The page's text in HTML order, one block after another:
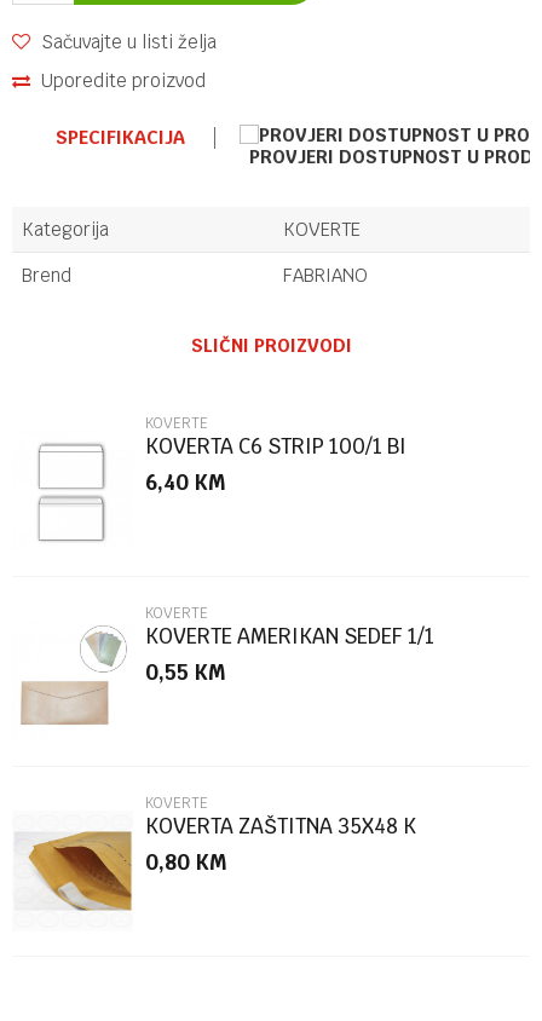
Sačuvajte u listi želja
Uporedite proizvod
SPECIFIKACIJA
PROVJERI DOSTUPNOST U
Kategorija
KOVERTE
Brend
FABRIANO
Poruka
POŠALJI
SLIČNI PROIZVODI
KOVERTE
KOVERTA C6 STRIP 100/1 BI
6,40 KM
KOVERTE
KOVERTE AMERIKAN SEDEF 1/1
0,55 KM
KOVERTE
KOVERTA ZAŠTITNA 35X48 K
0,80 KM